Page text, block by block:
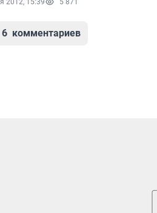
2012, 15:39 5 871
6 комментариев